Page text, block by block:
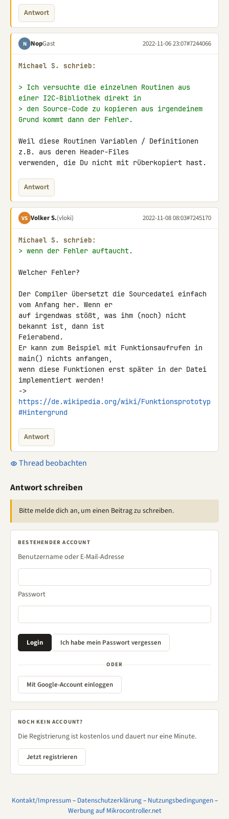
Antwort
N NopGast 2022-11-06 23:07#7244066
Michael S. schrieb:
> Ich versuchte die einzelnen Routinen aus
einer I2C-Bibliothek direkt in
> den Source-Code zu kopieren aus irgendeinem
Grund kommt dann der Fehler.
Weil diese Routinen Variablen / Definitionen
z.B. aus deren Header-Files
verwenden, die Du nicht mit rüberkopiert hast.
Antwort
VS Volker S.(vloki) 2022-11-08 08:03#7245170
Michael S. schrieb:
> wenn der Fehler auftaucht.
Welcher Fehler?
Der Compiler übersetzt die Sourcedatei einfach
vom Anfang her. Wenn er
auf irgendwas stößt, was ihm (noch) nicht
bekannt ist, dann ist
Feierabend.
Er kann zum Beispiel mit Funktionsaufrufen in
main() nichts anfangen,
wenn diese Funktionen erst später in der Datei
implementiert werden!
https://de.wikipedia.org/wiki/Funktionsprototyp
#Hintergrund
Antwort
Thread beobachten
Antwort schreiben
Bitte melde dich an, um einen Beitrag zu schreiben.
BESTEHENDER ACCOUNT
Benutzername oder E-Mail-Adresse
Passwort
ODER
Mit Google-Account einloggen
NOCH KEIN ACCOUNT?
Die Registrierung ist kostenlos und dauert nur eine Minute.
Jetzt registrieren
Kontakt/Impressum– Datenschutzerklärung– Nutzungsbedingungen–
Werbung auf Mikrocontroller.net